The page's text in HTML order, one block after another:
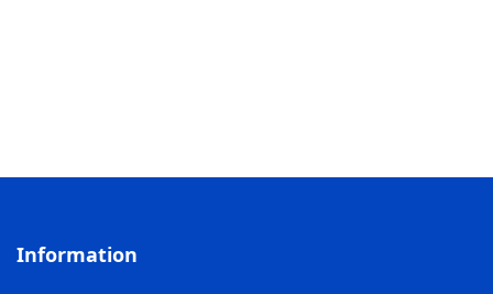
Information